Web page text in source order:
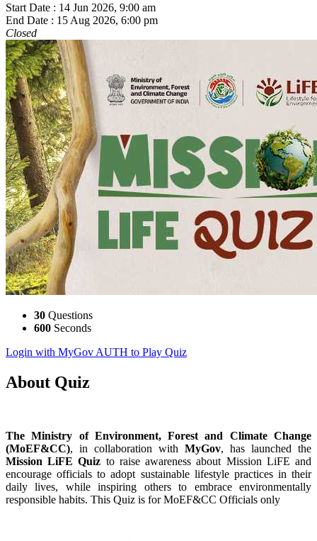
Start Date : 14 Jun 2026, 9:00 am
End Date : 15 Aug 2026, 6:00 pm
Closed
30 Questions
600 Seconds
Login with MyGov AUTH to Play Quiz
About Quiz
The Ministry of Environment, Forest and Climate Change
(MoEF&CC), in collaboration with MyGov, has launched the
Mission LiFE Quiz to raise awareness about Mission LiFE and
encourage officials to adopt sustainable lifestyle practices in their
daily lives, while inspiring others to embrace environmentally
responsible habits. This Quiz is for MoEF&CC Officials only